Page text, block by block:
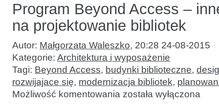
Program Beyond Access –
na projektowanie bibliotek
Autor: Małgorzata Waleszko, 20:28 24-08-2015
Kategorie: Architektura i wyposażenie
Tagi: Beyond Access, budynki biblioteczne,
rozwijajace się, modernizacja bibliotek,
Możliwość komentowania Program
Beyond
została wyłączona